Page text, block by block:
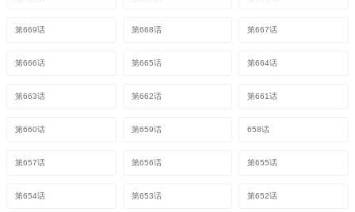
第669话 第668话 第667话
第666话 第665话 第664话
第663话 第662话 第661话
第660话 第659话 658话
第657话 第656话 第655话
第654话 第653话 第652话